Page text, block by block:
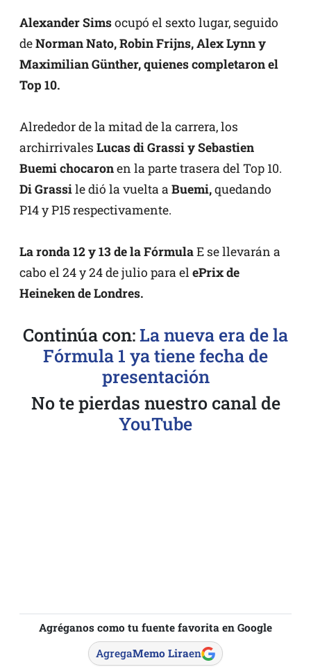
Alexander Simsocupó el sexto lugar, seguido
deNorman Nato, Robin Frijns, Alex Lynn y
Maximilian Günther, quienes completaron el
Top 10.
Alrededor de la mitad de la carrera, los
archirrivales Lucas di Grassi y Sebastien
Buemi chocaronen la parte trasera del Top 10.
Di Grassile dió la vuelta a Buemi,quedando
P14 y P15 respectivamente.
La ronda 12 y 13 de la FórmulaE se llevarán a
cabo el 24 y 24 de julio para el ePrix de
Heineken de Londres.
Continúa con:La nueva era de la
Fórmula 1 ya tiene fecha de
presentación
No te pierdas nuestro canal de
YouTube
Agréganos como tu fuente favorita en Google
AgregaMemo Liraen